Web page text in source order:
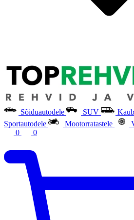
Sõiduautodele SUV
Sportautodele
Mootorratastele
0
0